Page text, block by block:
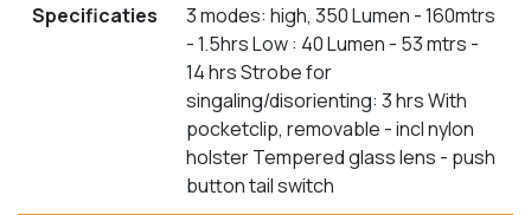
Specificaties
3 modes: high, 350 Lumen - 160mtrs
- 1.5hrs Low : 40 Lumen - 53 mtrs -
14 hrs Strobe for
singaling/disorienting: 3 hrs With
pocketclip, removable - incl nylon
holster Tempered glass lens - push
button tail switch